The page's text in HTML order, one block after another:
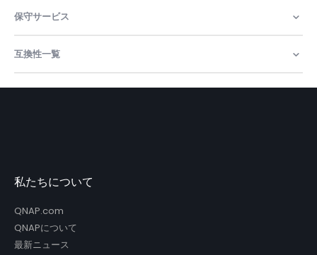
保守サービス
互換性一覧
私たちについて
QNAP.com
QNAPについて
最新ニュース